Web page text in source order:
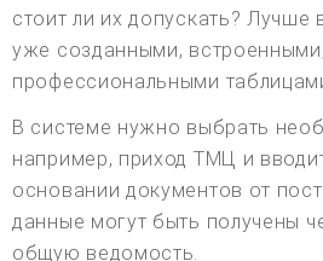
стоит ли их допускать? Лучше
уже созданными, встроенными,
профессиональными
В системе нужно выбрать
например, приход ТМЦ и
основании документов от
данные могут быть получены
общую ведомость.